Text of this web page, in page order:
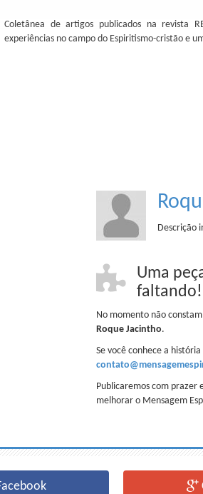
Coletânea de artigos publicados na revista
experiências no campo do Espiritismo-cristão e
Descrição
Uma
faltando!
No momento não
Roque Jacintho.
Se você conhece a história
Publicaremos com prazer
melhorar o Mensagem